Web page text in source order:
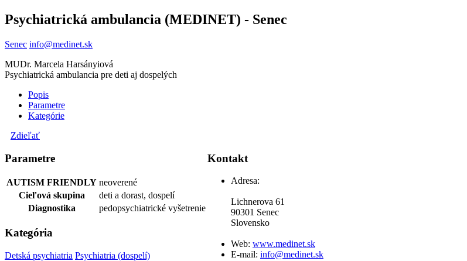
Psychiatrická ambulancia (MEDINET) - Senec
Senec info@medinet.sk
MUDr. Marcela Harsányiová
Psychiatrická ambulancia pre deti aj dospelých
Popis
Parametre
Kategórie
Zdieľať
Parametre
AUTISM FRIENDLY neoverené
Cieľová skupina
deti a dorast, dospelí
Diagnostika
pedopsychiatrické vyšetrenie
Kategória
Detská psychiatria Psychiatria (dospelí)
Kontakt
Adresa:
Lichnerova 61
90301 Senec
Slovensko
Web: www.medinet.sk
E-mail: info@medinet.sk